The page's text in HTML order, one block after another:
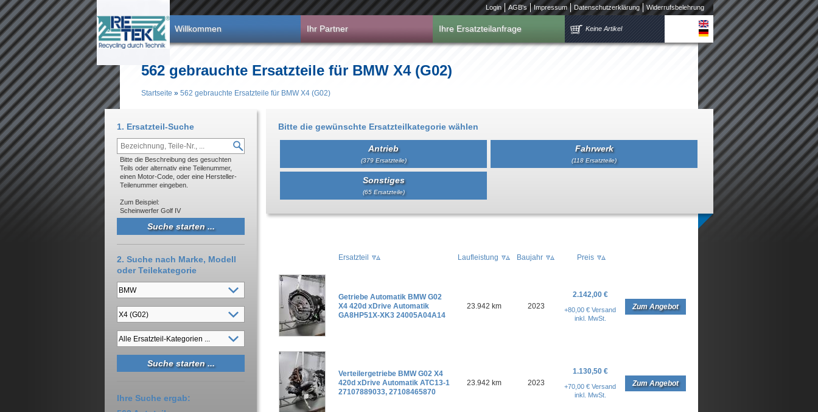
Direkt zum Inhalt Login AGB's Impressum Datenschutzerklärung Widerrufsbelehrung
Willkommen Ihr Partner Ihre Ersatzteilanfrage Keine Artikel
562 gebrauchte Ersatzteile für BMW X4 (G02)
Startseite » 562 gebrauchte Ersatzteile für BMW X4 (G02)
Bitte die gewünschte Ersatzteilkategorie wählen
Antrieb
(379 Ersatzteile)
Fahrwerk
(118 Ersatzteile)
Sonstiges
(65 Ersatzteile)
Ersatzteil Laufleistung Baujahr Preis
Getriebe Automatik BMW G02
X4 420d xDrive Automatik
GA8HP51X-XK3 24005A04A14
23.942 km 2023
2.142,00 €
+80,00 € Versand
inkl. MwSt.
Zum Angebot
Verteilergetriebe BMW G02 X4
420d xDrive Automatik ATC13-1
27107889033, 27108465870
23.942 km 2023
1.130,50 €
+70,00 € Versand
inkl. MwSt.
Zum Angebot
1. Ersatzteil-Suche
Bitte die Beschreibung des gesuchten
Teils oder alternativ eine Teilenummer,
einen Motor-Code, oder eine Hersteller-
Teilenummer eingeben.
Zum Beispiel:
Scheinwerfer Golf IV
2. Suche nach Marke, Modell
oder Teilekategorie
Ihre Suche ergab: